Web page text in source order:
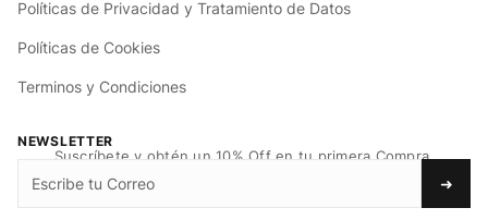
Políticas de Privacidad y Tratamiento de Datos
Políticas de Cookies
Terminos y Condiciones
NEWSLETTER
Suscríbete y obtén un 10% Off en tu primera Compra.
➜